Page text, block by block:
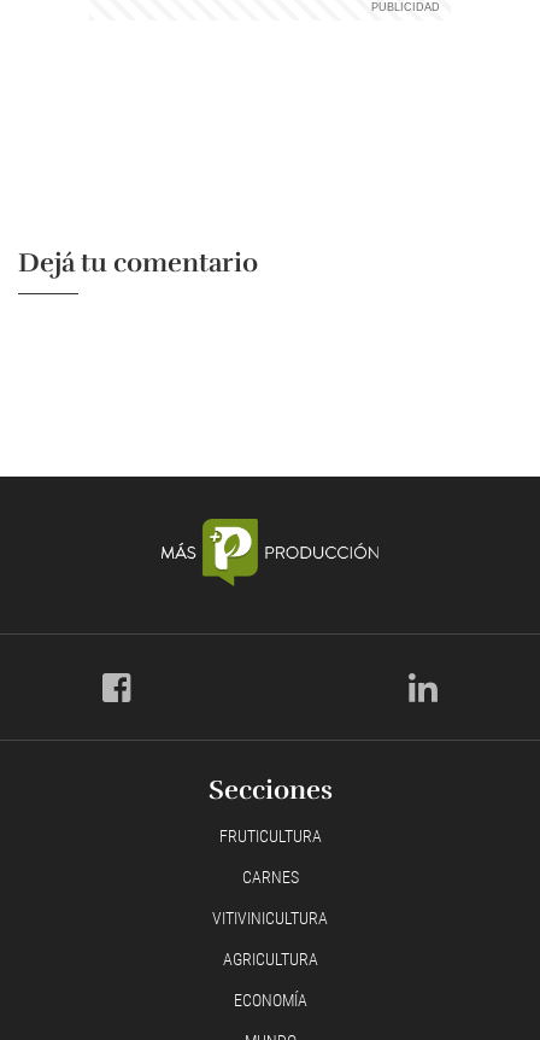
Dejá tu comentario
Secciones
FRUTICULTURA
CARNES
VITIVINICULTURA
AGRICULTURA
ECONOMÍA